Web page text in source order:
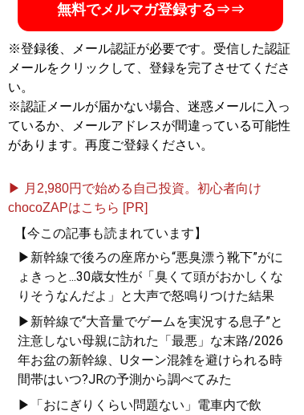
無料でメルマガ登録する⇒⇒
※登録後、メール認証が必要です。受信した認証
メールをクリックして、登録を完了させてくださ
い。
※認証メールが届かない場合、迷惑メールに入っ
ているか、メールアドレスが間違っている可能性
があります。再度ご登録ください。
▶ 月2,980円で始める自己投資。初心者向け
chocoZAPはこちら [PR]
【今この記事も読まれています】
▶新幹線で後ろの座席から“悪臭漂う靴下”がに
ょきっと...30歳女性が「臭くて頭がおかしくな
りそうなんだよ」と大声で怒鳴りつけた結果
▶新幹線で“大音量でゲームを実況する息子”と
注意しない母親に訪れた「最悪」な末路/2026
年お盆の新幹線、Uターン混雑を避けられる時
間帯はいつ?JRの予測から調べてみた
▶「おにぎりくらい問題ない」電車内で飲